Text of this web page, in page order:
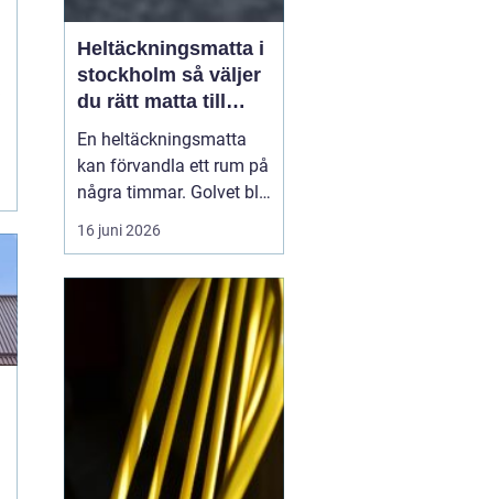
Heltäckningsmatta i
stockholm så väljer
du rätt matta till
hem och kontor
En heltäckningsmatta
kan förvandla ett rum på
några timmar. Golvet blir
mjukare, ljudnivån
sjunker och hela miljön
Stockholm syns trenden
tydligt både i hem och
på kontor. Samtidigt har
många kvar en gammal
bild av heltäckningsma...
16 juni 2026